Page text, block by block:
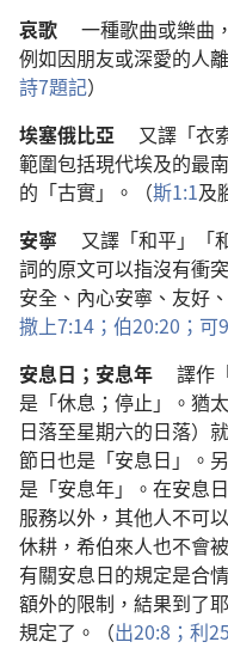
哀歌
一種歌曲或樂曲 ，
例如因朋友或深愛的人
詩7題記）
埃塞俄比亞
又譯 「衣
範圍包括現代埃及的最南
的 「古實」。（斯1:1及
安寧
又譯 「和平」「
詞的原文可以指沒有衝突
安全 、 內心安寧 、 友好 、
撒上7:14； 伯20:20； 可
安息日 ； 安息年 譯作
是 「休息 ； 停止 」。 猶
日落至星期六的日落）
節日也是 「安息日 」。
是 「安息年」。 在安息日
服務以外 ， 其他人不可以
休耕 ， 希伯來人也不會被
有關安息日的規定是合
額外的限制 ， 結果到了
規定了 。（出20:8； 利